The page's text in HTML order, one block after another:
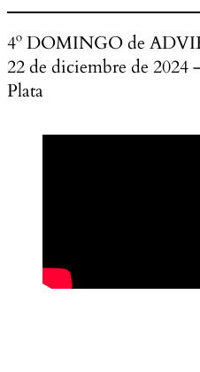
4º DOMINGO de
22 de diciembre de 2024
Plata